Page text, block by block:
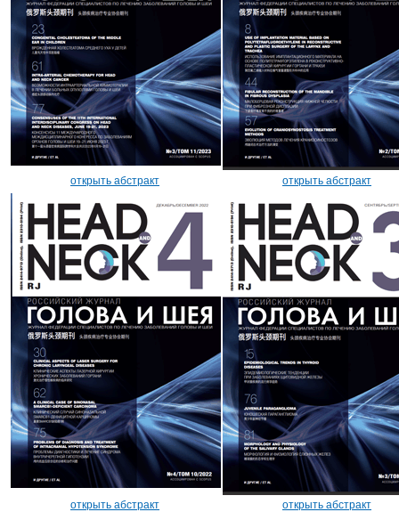
открыть абстракт открыть абстракт
открыть абстракт открыть абстракт